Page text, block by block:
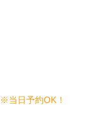
※当日予約OK！